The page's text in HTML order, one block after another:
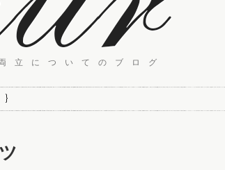
立についてのブログ
}